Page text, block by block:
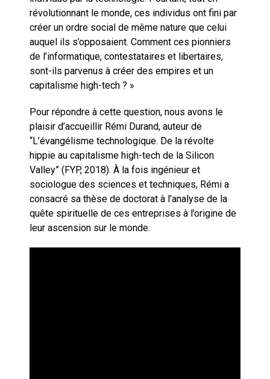
révolutionnant le monde, ces individus ont fini par
créer un ordre social de même nature que celui
auquel ils s’opposaient. Comment ces pionniers
de l’informatique, contestataires et libertaires,
sont-ils parvenus à créer des empires et un
capitalisme high-tech ? »
Pour répondre à cette question, nous avons le
plaisir d’accueillir Rémi Durand, auteur de
“L’évangélisme technologique. De la révolte
hippie au capitalisme high-tech de la Silicon
Valley” (FYP, 2018). À la fois ingénieur et
sociologue des sciences et techniques, Rémi a
consacré sa thèse de doctorat à l’analyse de la
quête spirituelle de ces entreprises à l’origine de
leur ascension sur le monde.